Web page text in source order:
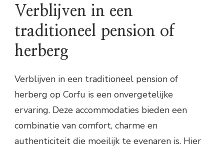
Verblijven in een
traditioneel pension of
herberg
Verblijven in een traditioneel pension of
herberg op Corfu is een onvergetelijke
ervaring. Deze accommodaties bieden een
combinatie van comfort, charme en
authenticiteit die moeilijk te evenaren is. Hier